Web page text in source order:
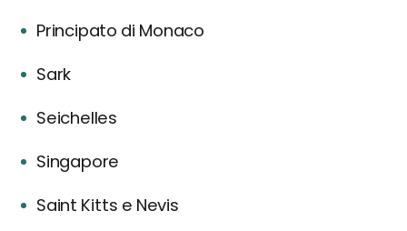
Principato di Monaco
Sark
Seichelles
Singapore
Saint Kitts e Nevis